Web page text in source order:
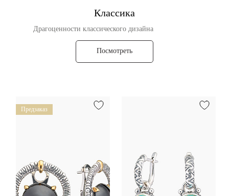
Классика
Драгоценности классического дизайна
Посмотреть
Предзаказ